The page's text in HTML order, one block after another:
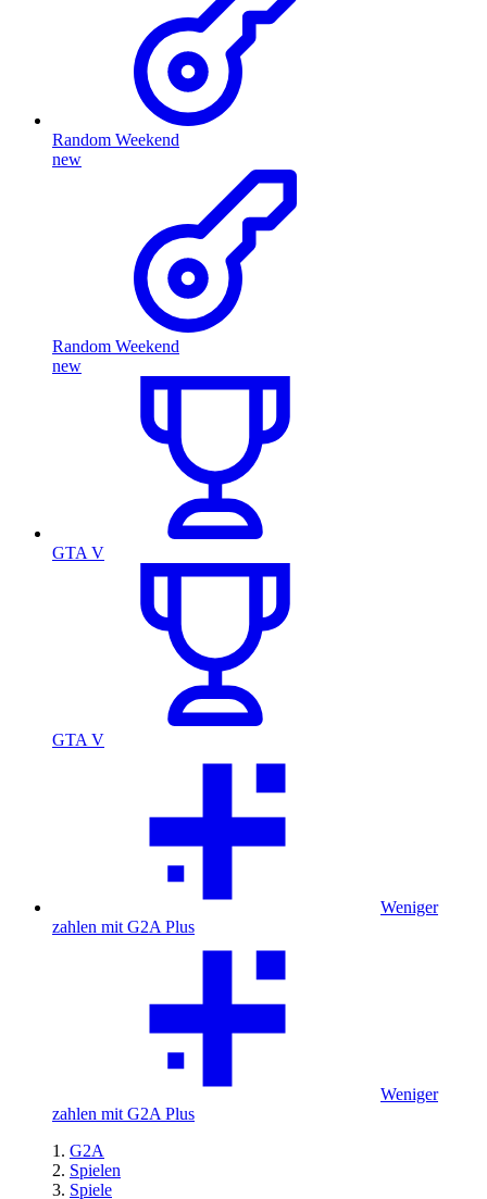
Random Weekend
new
Random Weekend
new
GTA V
GTA V
Weniger
zahlen mit G2A Plus
Weniger
zahlen mit G2A Plus
G2A
Spielen
Spiele